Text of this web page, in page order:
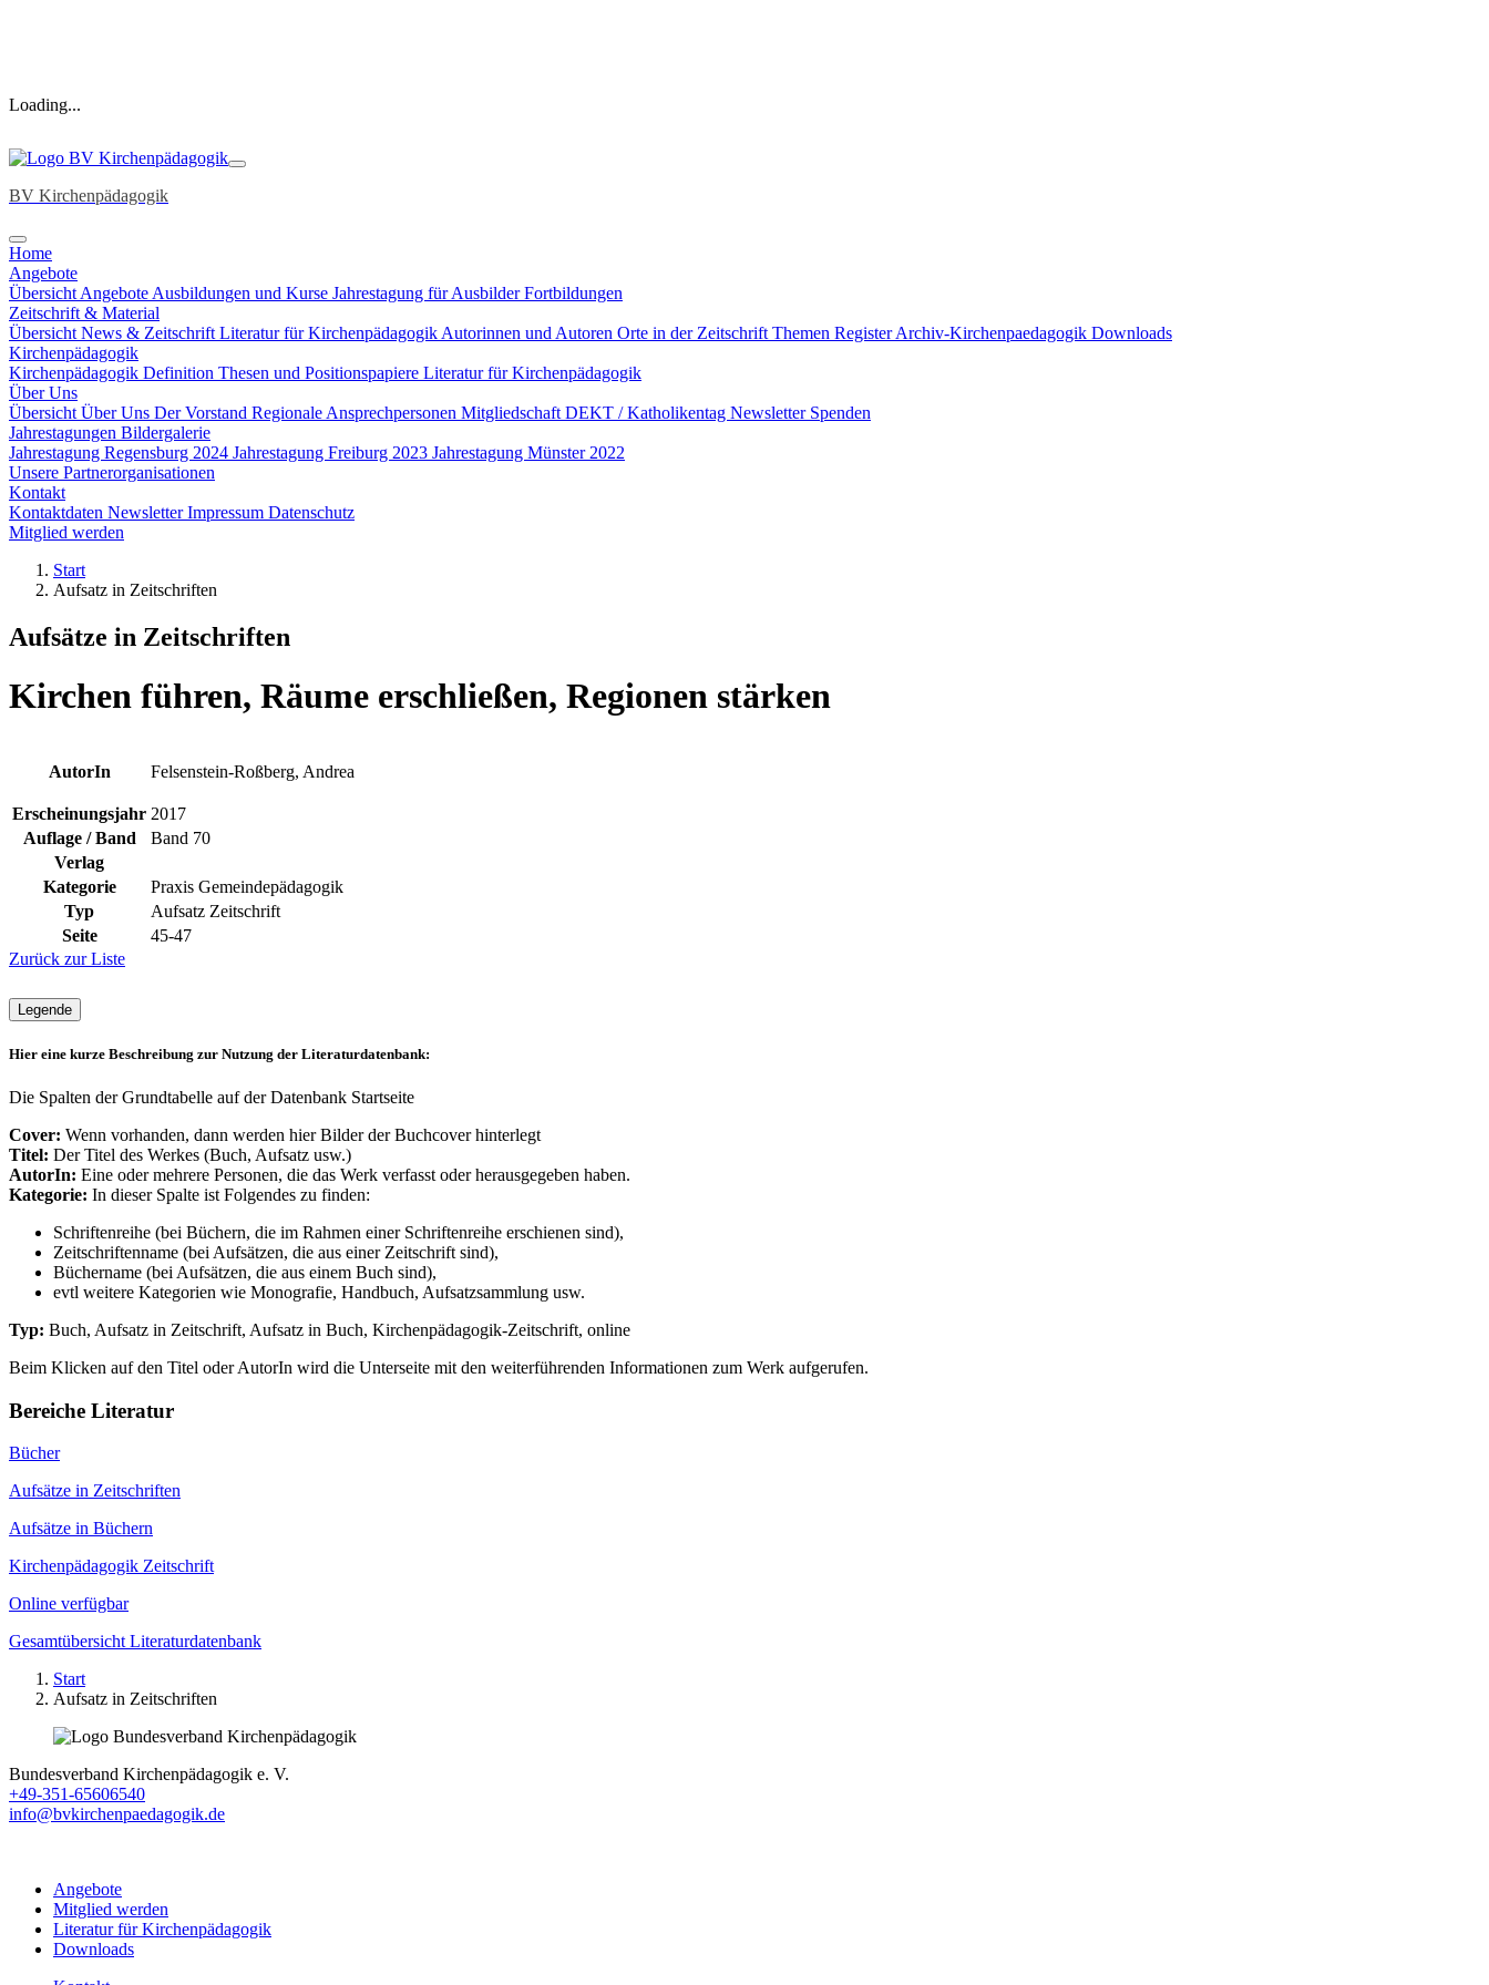
Loading...
BV Kirchenpädagogik
Home
Angebote
Übersicht Angebote Ausbildungen und Kurse Jahrestagung für AusbilderFortbildungen
Zeitschrift & Material
Übersicht News & Zeitschrift Literatur für Kirchenpädagogik Autorinnen und Autoren Orte in der Zeitschrift Themen RegisterArchiv-Kirchenpaedagogik Downloads
Kirchenpädagogik
Kirchenpädagogik Definition Thesen und Positionspapiere Literatur für Kirchenpädagogik
Über Uns
Übersicht Über Uns Der Vorstand Regionale Ansprechpersonen Mitgliedschaft DEKT / Katholikentag Newsletter Spenden
Jahrestagungen Bildergalerie
Jahrestagung Regensburg 2024 Jahrestagung Freiburg 2023 Jahrestagung Münster 2022
Unsere Partnerorganisationen
Kontakt
Kontaktdaten NewsletterImpressum Datenschutz
Mitglied werden
Start
Aufsatz in Zeitschriften
Aufsätze in Zeitschriften
Kirchen führen, Räume erschließen, Regionen stärken
AutorIn Felsenstein-Roßberg, Andrea
Erscheinungsjahr 2017
Auflage / Band
Band 70
Verlag
Kategorie
Praxis Gemeindepädagogik
Typ
Aufsatz Zeitschrift
Seite
45-47
Zurück zur Liste
Legende
Hier eine kurze Beschreibung zur Nutzung der Literaturdatenbank:
Die Spalten der Grundtabelle auf der Datenbank Startseite
Cover: Wenn vorhanden, dann werden hier Bilder der Buchcover hinterlegt
Titel: Der Titel des Werkes (Buch, Aufsatz usw.)
AutorIn: Eine oder mehrere Personen, die das Werk verfasst oder herausgegeben haben.
Kategorie: In dieser Spalte ist Folgendes zu finden:
Schriftenreihe (bei Büchern, die im Rahmen einer Schriftenreihe erschienen sind),
Zeitschriftenname (bei Aufsätzen, die aus einer Zeitschrift sind),
Büchername (bei Aufsätzen, die aus einem Buch sind),
evtl weitere Kategorien wie Monografie, Handbuch, Aufsatzsammlung usw.
Typ: Buch, Aufsatz in Zeitschrift, Aufsatz in Buch, Kirchenpädagogik-Zeitschrift, online
Beim Klicken auf den Titel oder AutorIn wird die Unterseite mit den weiterführenden Informationen zum Werk aufgerufen.
Bereiche Literatur
Bücher
Aufsätze in Zeitschriften
Aufsätze in Büchern
Kirchenpädagogik Zeitschrift
Online verfügbar
Gesamtübersicht Literaturdatenbank
Start
Aufsatz in Zeitschriften
Bundesverband Kirchenpädagogik e. V.
+49-351-65606540
info@bvkirchenpaedagogik.de
Angebote
Mitglied werden
Literatur für Kirchenpädagogik
Downloads